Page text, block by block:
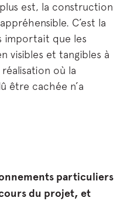
est, la construction
C’est la
importait que les
visibles et tangibles à
où la
être cachée n’a
particuliers
du projet, et